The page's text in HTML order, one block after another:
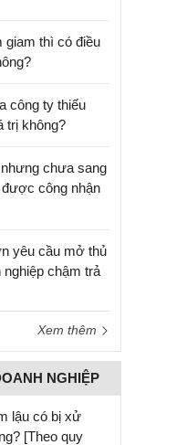
giam thì có điều
công ty thiếu
trị không?
chưa sang
công nhận
yêu cầu mở thủ
nghiệp chậm trả
Xem thêm
NGHIỆP
lậu có bị xử
[Theo quy